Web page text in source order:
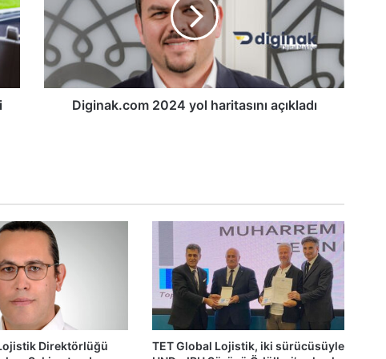
açıkladı
Diginak.com 2024 yol haritasını açıkladı
Direktörlüğü
TET Global Lojistik, iki sürücüsüyle